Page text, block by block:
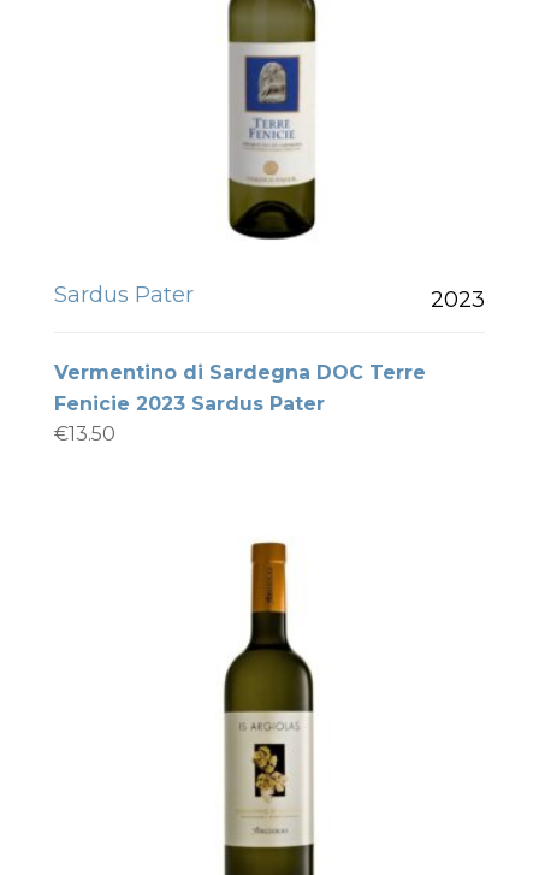
Sardus Pater 2023
Vermentino di Sardegna DOC Terre
Fenicie 2023 Sardus Pater
€13.50